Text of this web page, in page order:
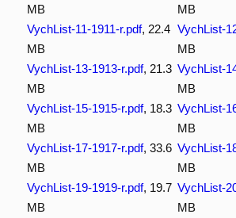
MB
MB
VychList-11-1911-r.pdf, 22.4
MB
VychList-
MB
VychList-13-1913-r.pdf, 21.3
MB
VychList-
MB
VychList-15-1915-r.pdf, 18.3
MB
VychList-
MB
VychList-17-1917-r.pdf, 33.6
MB
VychList-
MB
VychList-19-1919-r.pdf, 19.7
MB
VychList-
MB